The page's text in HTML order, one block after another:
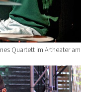
Quartett im Artheater am